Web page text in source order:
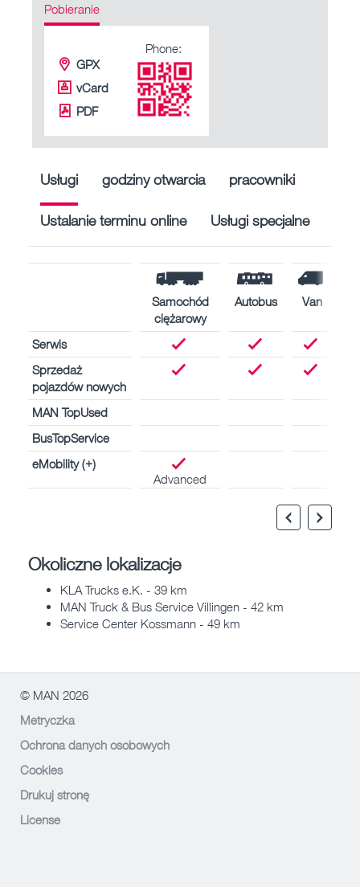
Pobieranie
GPX
vCard
PDF
Phone:
Usługi godziny otwarcia pracowniki
Ustalanie terminu online Usługi specjalne
Samochód
ciężarowy
Autobus Van
Serwis
Sprzedaż
pojazdów nowych
MAN TopUsed
BusTopService
eMobility (+)
Advanced
Okoliczne lokalizacje
KLA Trucks e.K. - 39 km
MAN Truck & Bus Service Villingen - 42 km
Service Center Kossmann - 49 km
© MAN 2026
Metryczka
Ochrona danych osobowych
Cookies
Drukuj stronę
License